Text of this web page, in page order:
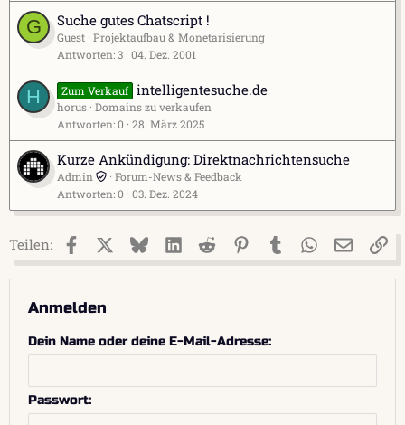
G Suche gutes Chatscript !
Guest Projektaufbau & Monetarisierung
Antworten 3 04. Dez. 2001
H Zum Verkauf intelligentesuche.de
horus Domains zu verkaufen
Antworten 0 28. März 2025
Kurze Ankündigung: Direktnachrichtensuche
Admin
Forum-News & Feedback
Antworten 0 03. Dez. 2024
Teilen: FacebookX (Twitter)
BlueskyLinkedIn
Reddit PinterestTumblr WhatsApp
E-Mail
Anmelden
Dein Name oder deine E-Mail-Adresse
Passwort